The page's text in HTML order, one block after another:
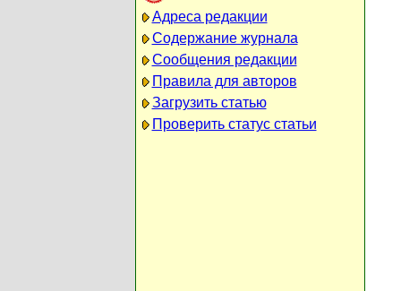
Адреса редакции
Содержание журнала
Сообщения редакции
Правила для авторов
Загрузить статью
Проверить статус статьи